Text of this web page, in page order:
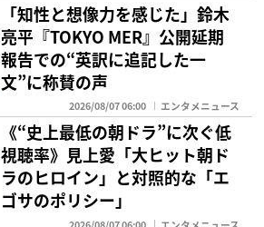
「知性と想像力を感じた」鈴木
亮平『TOKYO MER』公開延期
報告での“英訳に追記した一
文”に称賛の声
2026/08/07 06:00 エンタメニュース
《“史上最低の朝ドラ”に次ぐ低
視聴率》見上愛「大ヒット朝ド
ラのヒロイン」と対照的な「エ
ゴサのポリシー」